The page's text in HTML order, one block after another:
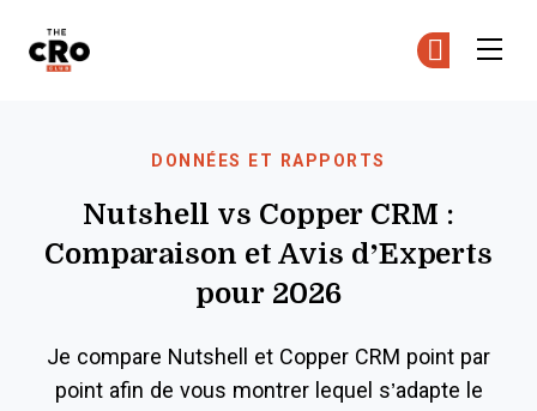
DONNÉES ET RAPPORTS
Nutshell vs Copper CRM :
Comparaison et Avis d’Experts
pour 2026
Je compare Nutshell et Copper CRM point par
point afin de vous montrer lequel s’adapte le